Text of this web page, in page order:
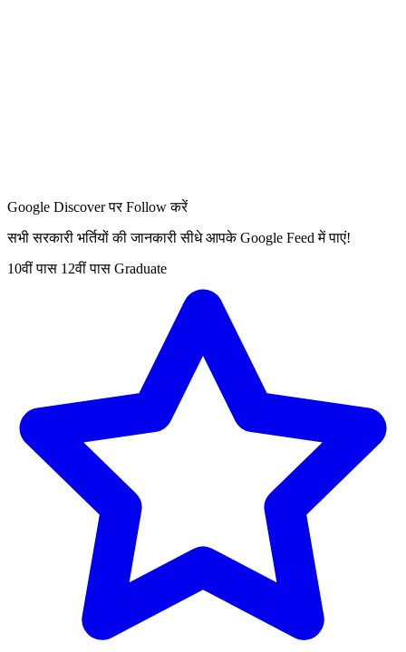
Google Discover पर Follow करें
सभी सरकारी भर्तियों की जानकारी सीधे आपके Google Feed में पाएं!
10वीं पास 12वीं पास Graduate